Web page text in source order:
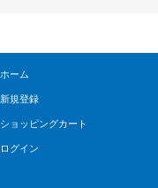
ホーム
新規登録
ショッピングカート
ログイン